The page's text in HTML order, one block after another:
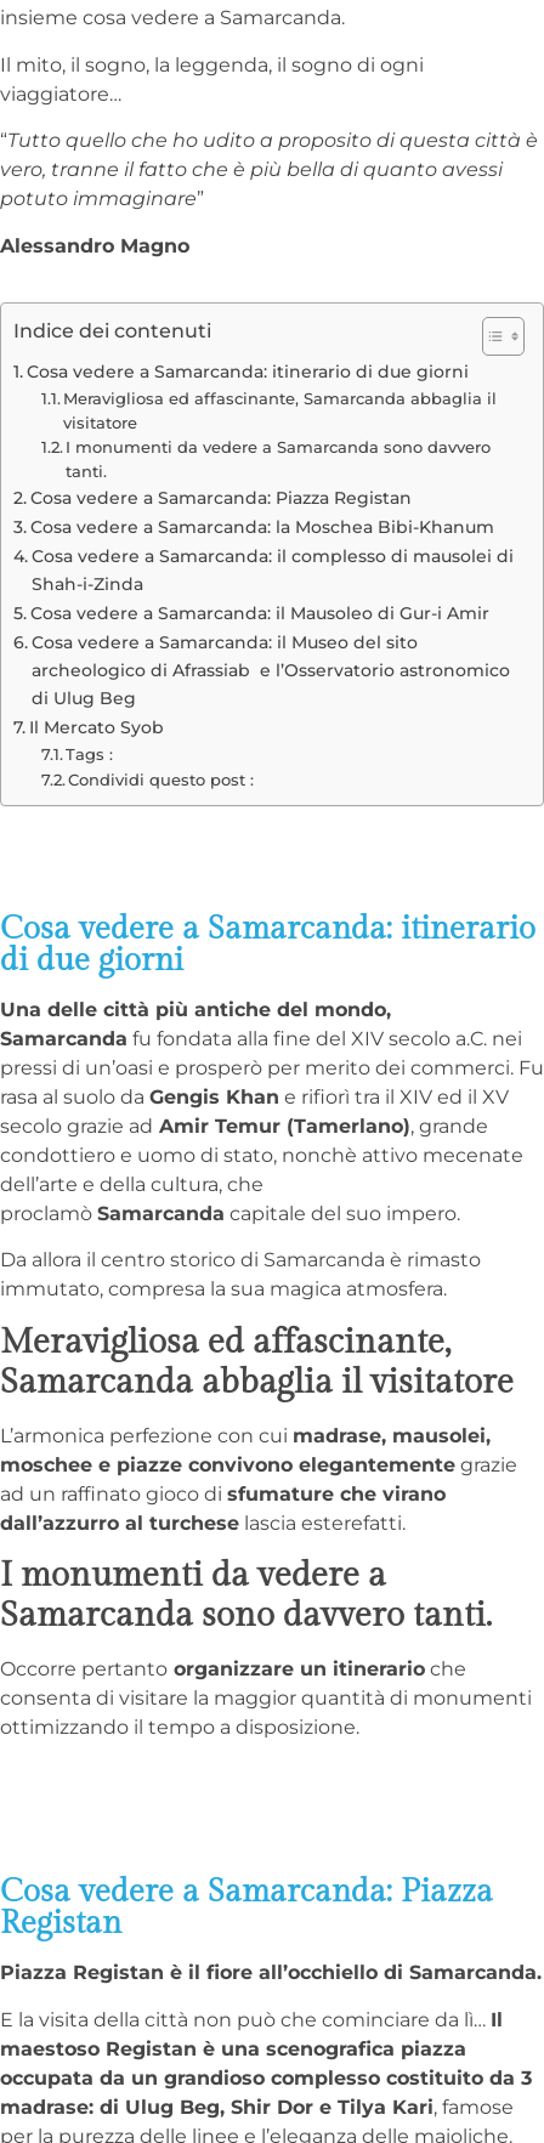
insieme cosa vedere a Samarcanda.
Il mito, il sogno, la leggenda, il sogno di ogni
viaggiatore…
“Tutto quello che ho udito a proposito di questa città è
vero, tranne il fatto che è più bella di quanto avessi
potuto immaginare”
Alessandro Magno
Indice dei contenuti
Cosa vedere a Samarcanda: itinerario di due giorni
Meravigliosa ed affascinante, Samarcanda abbaglia il
visitatore
I monumenti da vedere a Samarcanda sono davvero
tanti.
Cosa vedere a Samarcanda: Piazza Registan
Cosa vedere a Samarcanda: la Moschea Bibi-Khanum
Cosa vedere a Samarcanda: il complesso di mausolei di
Shah-i-Zinda
Cosa vedere a Samarcanda: il Mausoleo di Gur-i Amir
Cosa vedere a Samarcanda: il Museo del sito
archeologico di Afrassiab e l’Osservatorio astronomico
di Ulug Beg
Il Mercato Syob
Tags :
Condividi questo post :
Cosa vedere a Samarcanda: itinerario
di due giorni
Una delle città più antiche del mondo,
Samarcanda fu fondata alla fine del XIV secolo a.C. nei
pressi di un’oasi e prosperò per merito dei commerci. Fu
rasa al suolo da Gengis Khan e rifiorì tra il XIV ed il XV
secolo grazie ad Amir Temur (Tamerlano), grande
condottiero e uomo di stato, nonchè attivo mecenate
dell’arte e della cultura, che
proclamò Samarcanda capitale del suo impero.
Da allora il centro storico di Samarcanda è rimasto
immutato, compresa la sua magica atmosfera.
Meravigliosa ed affascinante,
Samarcanda abbaglia il visitatore
L’armonica perfezione con cui madrase, mausolei,
moschee e piazze convivono elegantemente grazie
ad un raffinato gioco di sfumature che virano
dall’azzurro al turchese lascia esterefatti.
I monumenti da vedere a
Samarcanda sono davvero tanti.
Occorre pertanto organizzare un itinerario che
consenta di visitare la maggior quantità di monumenti
ottimizzando il tempo a disposizione.
Cosa vedere a Samarcanda: Piazza
Registan
Piazza Registan è il fiore all’occhiello di Samarcanda.
E la visita della città non può che cominciare da lì… Il
maestoso Registan è una scenografica piazza
occupata da un grandioso complesso costituito da 3
madrase: di Ulug Beg, Shir Dor e Tilya Kari, famose
per la purezza delle linee e l’eleganza delle maioliche.